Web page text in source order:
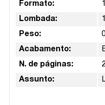
Formato:
Lombada:
Peso:
Acabamento:
N. de páginas:
Assunto: